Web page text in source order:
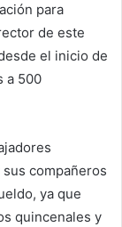
para
de este
el inicio de
a 500
compañeros
ya que
quincenales y